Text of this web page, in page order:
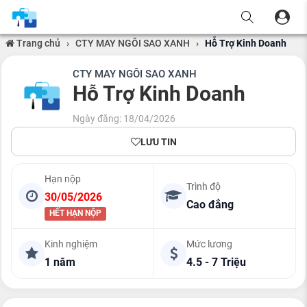
Trang chủ › CTY MAY NGÔI SAO XANH › Hỗ Trợ Kinh Doanh
CTY MAY NGÔI SAO XANH
Hỗ Trợ Kinh Doanh
Ngày đăng: 18/04/2026
LƯU TIN
Hạn nộp
30/05/2026
HẾT HẠN NỘP
Trình độ
Cao đẳng
Kinh nghiệm
1 năm
Mức lương
4.5 - 7 Triệu